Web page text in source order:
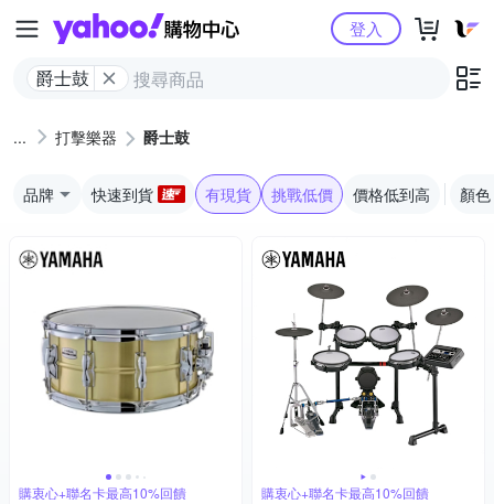
Yahoo購物中心
爵士鼓
登入
打擊樂器 爵士鼓
品牌 快速到貨 有現貨 挑戰低價 價格低到高 顏色
購衷心+聯名卡最高10%回饋 購衷心+聯名卡最高10%回饋